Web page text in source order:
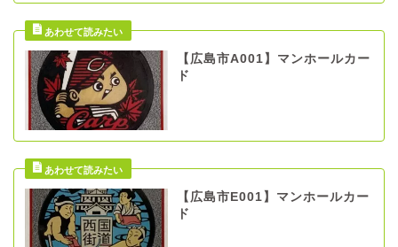
【広島市A001】マンホールカー
ド
【広島市E001】マンホールカー
ド